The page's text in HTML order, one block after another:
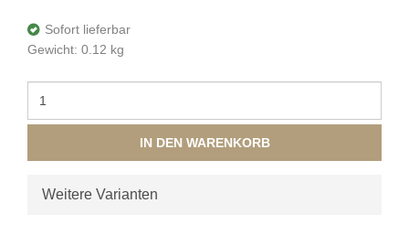
Sofort lieferbar
Gewicht: 0.12 kg
IN DEN WARENKORB
Weitere Varianten